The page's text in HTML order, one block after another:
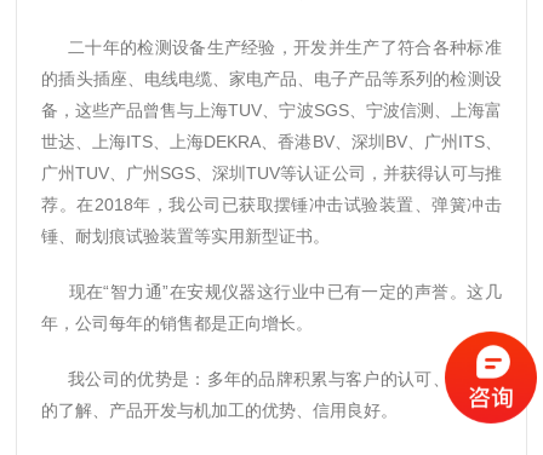
二十年的检测设备生产经验，开发并生产了符合各种标准
的插头插座、电线电缆、家电产品、电子产品等系列的检测设
备，这些产品曾售与上海TUV、宁波SGS、宁波信测、上海富
世达、上海ITS、上海DEKRA、香港BV、深圳BV、广州ITS、
广州TUV、广州SGS、深圳TUV等认证公司，并获得认可与推
荐。在2018年，我公司已获取摆锤冲击试验装置、弹簧冲击
锤、耐划痕试验装置等实用新型证书。
现在“智力通”在安规仪器这行业中已有一定的声誉。这几
年，公司每年的销售都是正向增长。
我公司的优势是：多年的品牌积累与客户的认可、对标准
的了解、产品开发与机加工的优势、信用良好。